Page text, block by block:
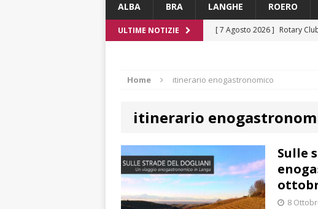
ALBA BRA LANGHE ROERO
ULTIME NOTIZIE [ 7 Agosto 2026 ] Rotary
non cancellano il problema
ALTRE NOTIZIE
[ 7 Agosto 2026 ]
Maltempo
dello sferisterio
Home itinerario enogastronomico
itinerario
Sulle
8